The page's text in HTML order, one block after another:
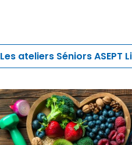
Les ateliers Séniors ASEPT